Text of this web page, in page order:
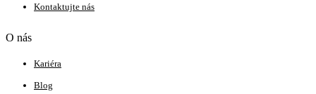
Kontaktujte nás
O nás
Kariéra
Blog